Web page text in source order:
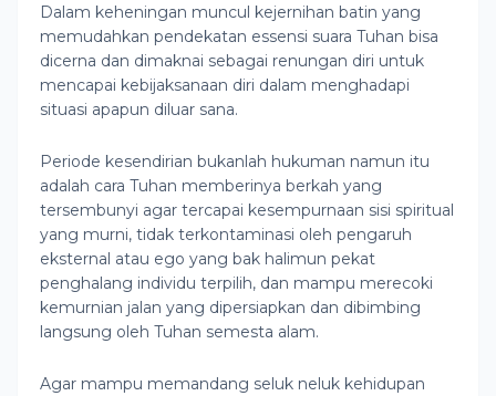
Dalam keheningan muncul kejernihan batin yang
memudahkan pendekatan essensi suara Tuhan bisa
dicerna dan dimaknai sebagai renungan diri untuk
mencapai kebijaksanaan diri dalam menghadapi
situasi apapun diluar sana.
Periode kesendirian bukanlah hukuman namun itu
adalah cara Tuhan memberinya berkah yang
tersembunyi agar tercapai kesempurnaan sisi spiritual
yang murni, tidak terkontaminasi oleh pengaruh
eksternal atau ego yang bak halimun pekat
penghalang individu terpilih, dan mampu merecoki
kemurnian jalan yang dipersiapkan dan dibimbing
langsung oleh Tuhan semesta alam.
Agar mampu memandang seluk neluk kehidupan